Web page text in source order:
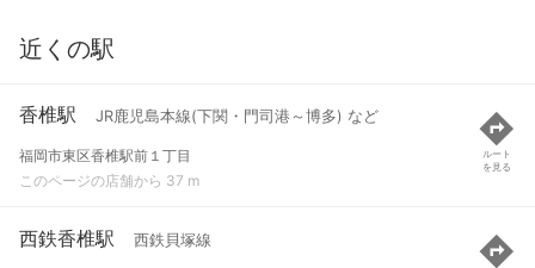
近くの駅
香椎駅 JR鹿児島本線(下関・門司港～博多) など
福岡市東区香椎駅前１丁目
このページの店舗から 37 m
ルート
を見る
西鉄香椎駅 西鉄貝塚線